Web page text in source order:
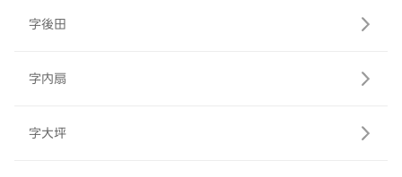
字後田
字内扇
字大坪